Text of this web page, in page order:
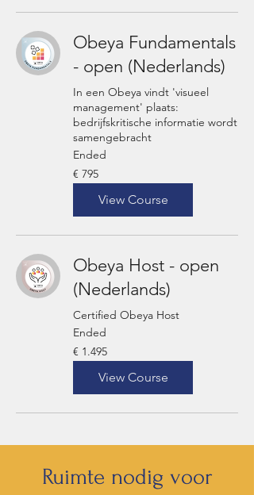
Obeya Fundamentals
- open (Nederlands)
In een Obeya vindt 'visueel
management' plaats:
bedrijfskritische informatie wordt
samengebracht
Ended
795
euro
€ 795
View Course
Obeya Host - open
(Nederlands)
Certified Obeya Host
Ended
1.495
euro
€ 1.495
View Course
Ruimte nodig voor